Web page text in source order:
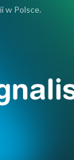
w Polsce.